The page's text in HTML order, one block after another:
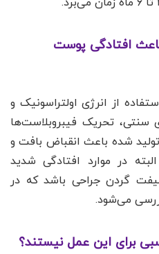
باعث افتادگی پوست
از انرژی اولتراسونیک و
سنتی، تحریک فیبروبلاست‌ها
شده باعث انقباض بافت و
در موارد افتادگی شدید
گردن جراحی باشد که در
می‌شود.